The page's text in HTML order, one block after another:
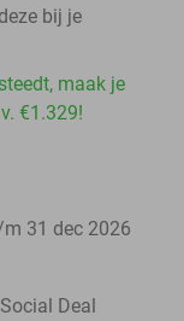
bij je
maak je
€1.329!
31 dec 2026
Deal